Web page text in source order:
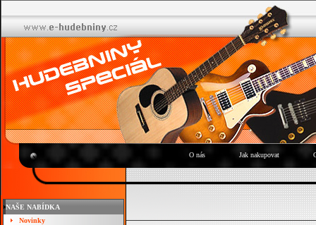
O nás Jak nakupovat
NAŠE NABÍDKA
Novinky